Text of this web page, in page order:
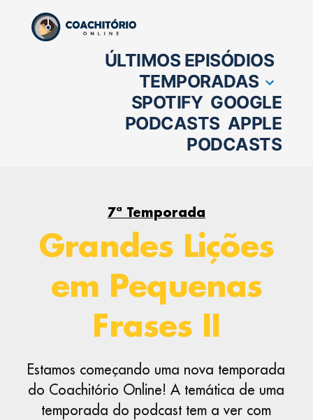
ÚLTIMOS EPISÓDIOS
TEMPORADAS
SPOTIFY GOOGLE
PODCASTS APPLE
PODCASTS
7ª Temporada
Grandes Lições
em Pequenas
Frases II
Estamos começando uma nova temporada
do Coachitório Online! A temática de uma
temporada do podcast tem a ver com